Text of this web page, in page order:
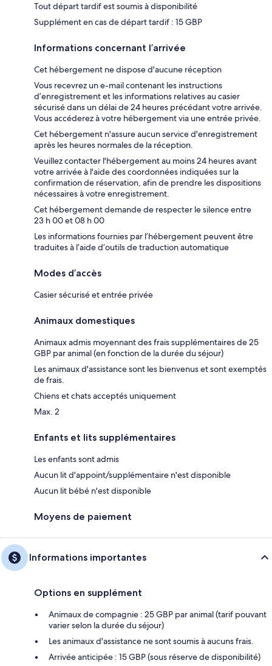
Tout départ tardif est soumis à disponibilité
Supplément en cas de départ tardif : 15 GBP
Informations concernant l’arrivée
Cet hébergement ne dispose d'aucune réception
Vous recevrez un e-mail contenant les instructions
d’enregistrement et les informations relatives au casier
sécurisé dans un délai de 24 heures précédant votre arrivée.
Vous accéderez à votre hébergement via une entrée privée.
Cet hébergement n'assure aucun service d'enregistrement
après les heures normales de la réception.
Veuillez contacter l'hébergement au moins 24 heures avant
votre arrivée à l'aide des coordonnées indiquées sur la
confirmation de réservation, afin de prendre les dispositions
nécessaires à votre enregistrement.
Cet hébergement demande de respecter le silence entre
23 h 00 et 08 h 00
Les informations fournies par l’hébergement peuvent être
traduites à l’aide d’outils de traduction automatique
Modes d’accès
Casier sécurisé et entrée privée
Animaux domestiques
Animaux admis moyennant des frais supplémentaires de 25
GBP par animal (en fonction de la durée du séjour)
Les animaux d'assistance sont les bienvenus et sont exemptés
de frais.
Chiens et chats acceptés uniquement
Max. 2
Enfants et lits supplémentaires
Les enfants sont admis
Aucun lit d'appoint/supplémentaire n'est disponible
Aucun lit bébé n'est disponible
Moyens de paiement
Informations importantes
Options en supplément
Animaux de compagnie : 25 GBP par animal (tarif pouvant
varier selon la durée du séjour)
Les animaux d'assistance ne sont soumis à aucuns frais.
Arrivée anticipée : 15 GBP (sous réserve de disponibilité)